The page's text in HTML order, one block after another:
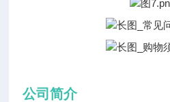
公司简介